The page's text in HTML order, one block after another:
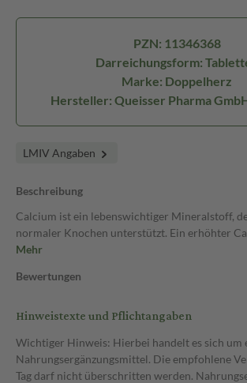
PZN: 11346368
Darreichungsform:
Marke: Doppelherz
Hersteller: Queisser Pharma
LMIV Angaben
Beschreibung
Calcium ist ein lebenswichtiger Mineralstoff,
normaler Knochen unterstützt. Ein erhöhter
Mehr
Bewertungen
Hinweistexte und Pflichtangaben
Wichtiger Hinweis: Hierbei handelt es sich um
Nahrungsergänzungsmittel. Die empfohlene
Tag darf nicht überschritten werden.